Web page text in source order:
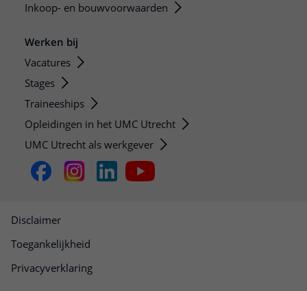
Inkoop- en bouwvoorwaarden
Werken bij
Vacatures
Stages
Traineeships
Opleidingen in het UMC Utrecht
UMC Utrecht als werkgever
Disclaimer
Toegankelijkheid
Privacyverklaring